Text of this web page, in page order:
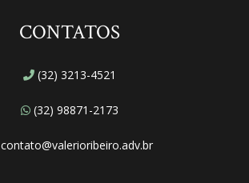
CONTATOS
(32) 3213-4521
(32) 98871-2173
contato@valerioribeiro.adv.br